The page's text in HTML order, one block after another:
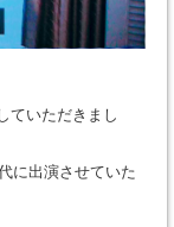
ていただきまし
に出演させていた